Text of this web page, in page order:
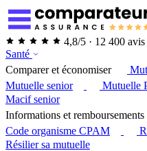
4,8/5 · 12 400 avis
Santé
Comparer et économiser
Mutuelle senior
Mutuelle
Macif senior
Informations et remboursements
Code organisme CPAM
Résilier sa mutuelle